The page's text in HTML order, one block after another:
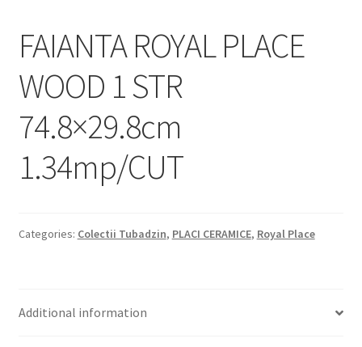
Plata si Livrare
Politică de confidențialitate
Politica de cookie
Termeni si conditii
FAIANTA ROYAL PLACE
WOOD 1 STR
74.8×29.8cm
1.34mp/CUT
Categories: Colectii Tubadzin, PLACI CERAMICE, Royal Place
Additional information